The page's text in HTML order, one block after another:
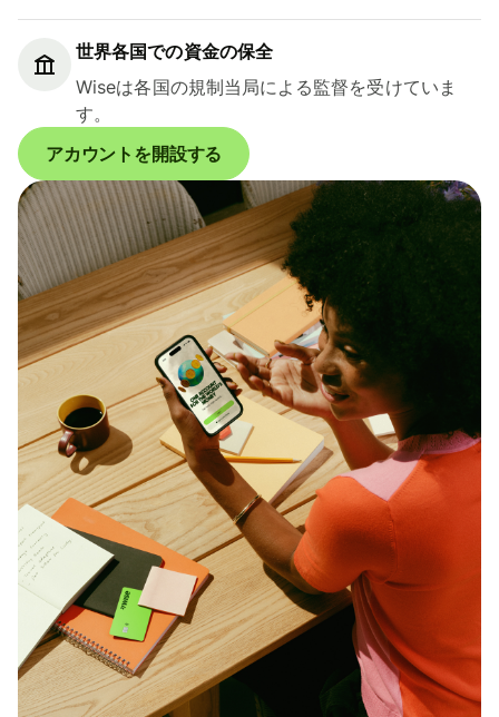
世界各国での資金の保全
Wiseは各国の規制当局による監督を受けていま
す。
アカウントを開設する